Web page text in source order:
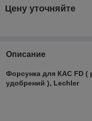
Цену уточняйте
Описание
Форсунка для КАС FD (
удобрений ), Lechler